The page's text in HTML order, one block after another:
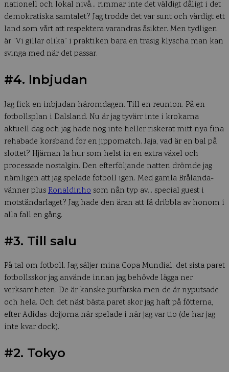
nationell och lokal nivå… rimmar inte det väldigt dåligt i det
demokratiska samtalet? Jag trodde det var sunt och värdigt ett
land som vårt att respektera varandras åsikter. Men tydligen
är ”Vi gillar olika” i praktiken bara en trasig klyscha man kan
svinga med när det passar.
#4. Inbjudan
Jag fick en inbjudan häromdagen. Till en reunion. På en
fotbollsplan i Dalsland. Nu är jag tyvärr inte i krokarna
aktuell dag och jag hade nog inte heller riskerat mitt nya fina
rehabade korsband för en jippomatch. Jaja, vad är en bal på
slottet? Hjärnan la hur som helst in en extra växel och
processade nostalgin. Den efterföljande natten drömde jag
nämligen att jag spelade fotboll igen. Med gamla Brålanda-
vänner plusRonaldinhosom nån typ av… special guest i
motståndarlaget? Jag hade den äran att få dribbla av honom i
alla fall en gång.
#3. Till salu
På tal om fotboll. Jag säljer mina Copa Mundial, det sista paret
fotbollsskor jag använde innan jag behövde lägga ner
verksamheten. De är kanske purfärska men de är nyputsade
och hela. Och det näst bästa paret skor jag haft på fötterna,
efter Adidas-dojjorna när spelade i när jag var tio (de har jag
inte kvar dock).
#2. Tokyo